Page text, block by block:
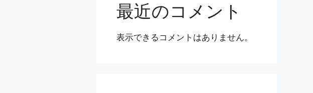
最近のコメント
表示できるコメントはありません。